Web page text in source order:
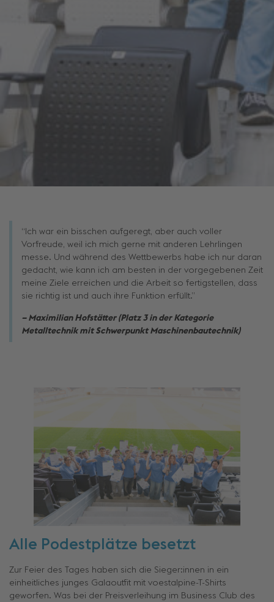
an ihrem Beruf zu vermitteln, den Teamspirit zu stärken und
Fähigkeiten zu fördern – und dafür werden weder Kosten noch
Ausgezeichnete Leistungen
Stolze 134 voestalpine-Lehrlinge im zweiten Lehrjahr aus dem
setzten sich beim Kräftemessen mit ihren insgesamt 812
“Ich war ein bisschen aufgeregt, aber auch voller
Vorfreude, weil ich mich gerne mit anderen Lehrlingen
messe. Und während des Wettbewerbs habe ich nur daran
gedacht, wie kann ich am besten in der vorgegebenen Zeit
meine Ziele erreichen und die Arbeit so fertigstellen, dass
sie richtig ist und auch ihre Funktion erfüllt.”
– Maximilian Hofstätter (Platz 3 in der Kategorie
Metalltechnik mit Schwerpunkt Maschinenbautechnik)
Alle Podestplätze besetzt
Zur Feier des Tages haben sich die Sieger:innen in ein
einheitliches junges Galaoutfit mit voestalpine-T-Shirts
geworfen. Was bei der Preisverleihung im Business Club des